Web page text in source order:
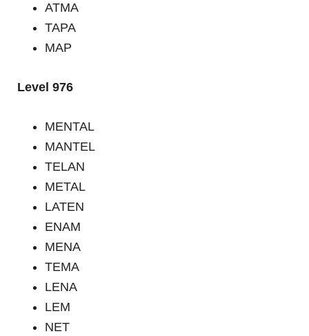
ATMA
TAPA
MAP
Level 976
MENTAL
MANTEL
TELAN
METAL
LATEN
ENAM
MENA
TEMA
LENA
LEM
NET